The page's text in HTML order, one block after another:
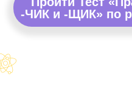
-ЧИК и -ЩИК» по